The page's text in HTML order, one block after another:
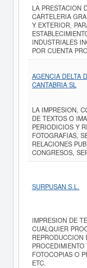
LA PRESTACION
CARTELERIA
Y EXTERIOR,
INDUSTRIALES
POR CUENTA
AGENCIA DELTA
CANTABRIA SL
LA IMPRESION,
DE TEXTOS O
PERIODICIOS Y
FOTOGRAFIAS,
RELACIONES
CONGRESOS,
SURPUSAN S.L.
IMPRESION DE
CUALQUIER
REPRODUCCION
FOTOCOPIAS O
ETC.